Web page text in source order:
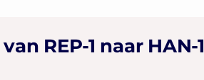
REP-1 naar HAN-1